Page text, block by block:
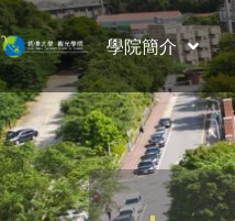
學院簡介